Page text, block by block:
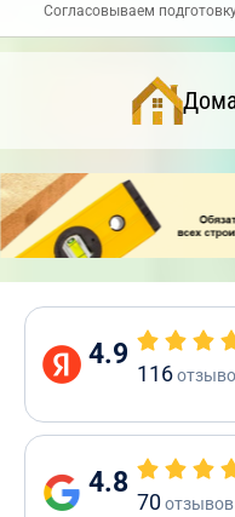
Согласовываем
4.9
116
4.8
70отзывов